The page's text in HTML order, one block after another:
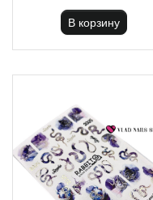
В корзину